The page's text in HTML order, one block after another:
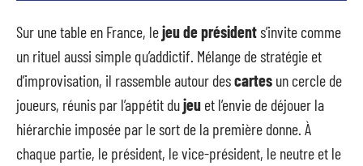
Sur une table en France, lejeu de présidents’invite comme
un rituel aussi simple qu’addictif. Mélange de stratégie et
d’improvisation, il rassemble autour descartes un cercle de
joueurs, réunis par l’appétit dujeu et l’envie de déjouer la
hiérarchie imposée par le sort de la première donne. À
chaque partie, le président, le vice-président, le neutre et le